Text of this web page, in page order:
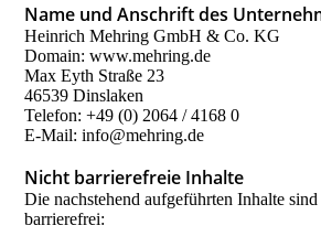
Name und Anschrift des
Heinrich Mehring GmbH & Co. KG
Domain: www.mehring.de
Max Eyth Straße 23
46539 Dinslaken
Telefon: +49 (0) 2064 / 4168 0
E-Mail: info@mehring.de
Nicht barrierefreie Inhalte
Die nachstehend aufgeführten Inhalte
barrierefrei: